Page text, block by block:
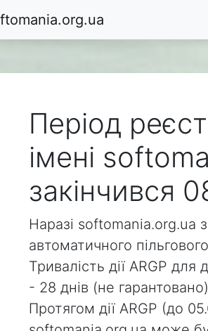
Період
імені
закінчився
Наразі softomania.org.ua
автоматичного
Тривалість дії ARGP
- 28 днів (не
Протягом дії ARGP (до